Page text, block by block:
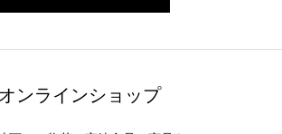
オンラインショップ